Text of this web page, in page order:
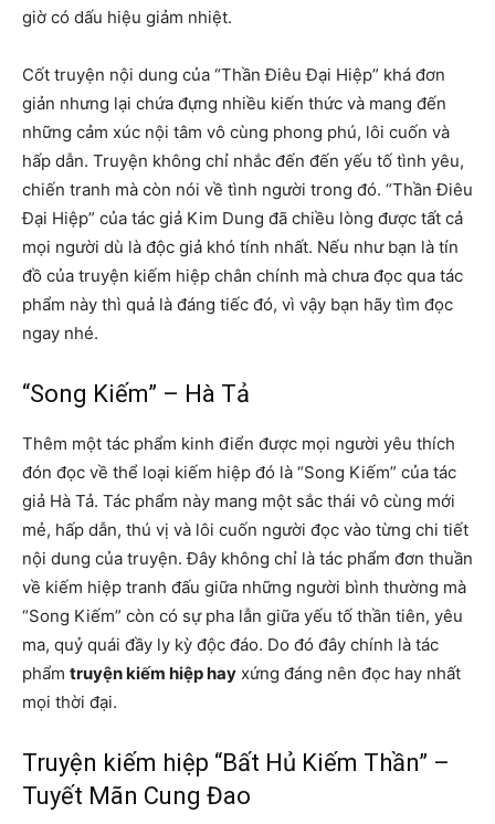
giờ có dấu hiệu giảm nhiệt.
Cốt truyện nội dung của “Thần Điêu Đại Hiệp” khá đơn
giản nhưng lại chứa đựng nhiều kiến thức và mang đến
những cảm xúc nội tâm vô cùng phong phú, lôi cuốn và
hấp dẫn. Truyện không chỉ nhắc đến đến yếu tố tình yêu,
chiến tranh mà còn nói về tình người trong đó. “Thần Điêu
Đại Hiệp” của tác giả Kim Dung đã chiều lòng được tất cả
mọi người dù là độc giả khó tính nhất. Nếu như bạn là tín
đồ của truyện kiếm hiệp chân chính mà chưa đọc qua tác
phẩm này thì quả là đáng tiếc đó, vì vậy bạn hãy tìm đọc
ngay nhé.
“Song Kiếm” – Hà Tả
Thêm một tác phẩm kinh điển được mọi người yêu thích
đón đọc về thể loại kiếm hiệp đó là “Song Kiếm” của tác
giả Hà Tả. Tác phẩm này mang một sắc thái vô cùng mới
mẻ, hấp dẫn, thú vị và lôi cuốn người đọc vào từng chi tiết
nội dung của truyện. Đây không chỉ là tác phẩm đơn thuần
về kiếm hiệp tranh đấu giữa những người bình thường mà
“Song Kiếm” còn có sự pha lẫn giữa yếu tố thần tiên, yêu
ma, quỷ quái đầy ly kỳ độc đáo. Do đó đây chính là tác
phẩm truyện kiếm hiệp hay xứng đáng nên đọc hay nhất
mọi thời đại.
Truyện kiếm hiệp “Bất Hủ Kiếm Thần” –
Tuyết Mãn Cung Đao